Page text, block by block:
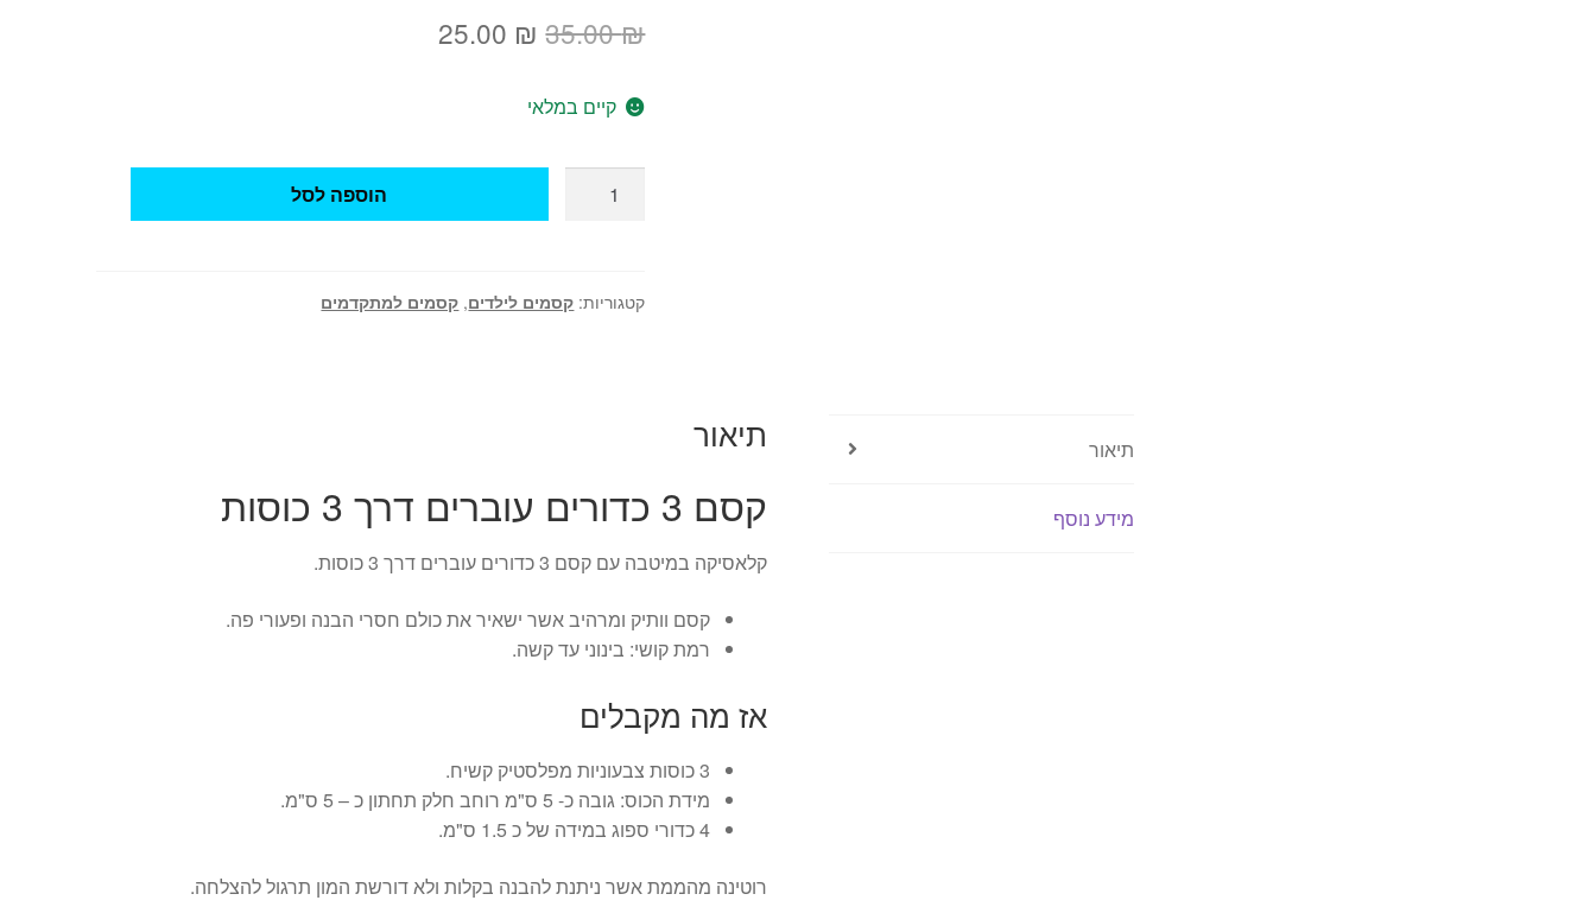
35.00₪
המחיר
היה:
35.00 ₪.
25.00 ₪
המחיר
25.00 ₪.
קיים במלאי
כדורים
הוספה לסל
קטגוריות: קסמים לילדים, קסמים למתקדמים
תיאור
מידע נוסף
תיאור
קסם 3 כדורים עוברים דרך 3 כוסות
קלאסיקה במיטבה עם קסם 3 כדורים עוברים דרך 3 כוסות.
קסם וותיק ומרהיב אשר ישאיר את כולם חסרי הבנה ופעורי פה.
רמת קושי: בינוני עד קשה.
אז מה מקבלים
3 כוסות צבעוניות מפלסטיק קשיח.
מידת הכוס: גובה כ- 5 ס"מ רוחב חלק תחתון כ – 5 ס"מ.
4 כדורי ספוג במידה של כ 1.5 ס"מ.
רוטינה מהממת אשר ניתנת להבנה בקלות ולא דורשת המון תרגול להצלחה.